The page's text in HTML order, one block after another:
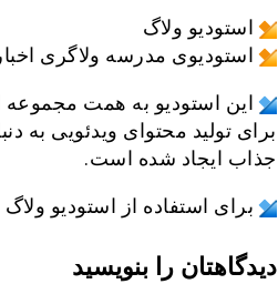
استودیو ولاگ
استودیوی مدرسه ولاگری
این استودیو به همت مجموعه
جذاب ایجاد شده است.
برای استفاده از استودیو ولاگ
دیدگاهتان را بنویسید